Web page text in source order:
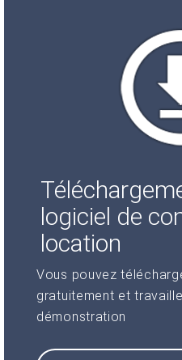
logiciel de
location
Vous pouvez
gratuitement et
démonstration